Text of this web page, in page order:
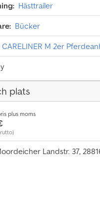
Hästtrailer
Bücker
CARELINER M 2er
plats
plus moms
Landstr. 37,